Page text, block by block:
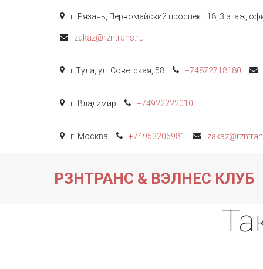
г. Рязань Первомайский проспект 18, 3 этаж
zakaz@rzntrans.ru
г.Тула ул. Советская, 58 +74872718180
г. Владимир +74922222010
г. Москва +74953206981
РЗНТРАНС & ВЭЛНЕС КЛУБ